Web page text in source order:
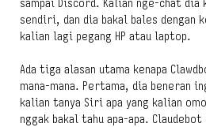
sampai Discord. Kalian nge-chat dia
sendiri, dan dia bakal bales dengan
kalian lagi pegang HP atau laptop.
Ada tiga alasan utama kenapa
mana-mana. Pertama, dia beneran
kalian tanya Siri apa yang kalian
nggak bakal tahu apa-apa.